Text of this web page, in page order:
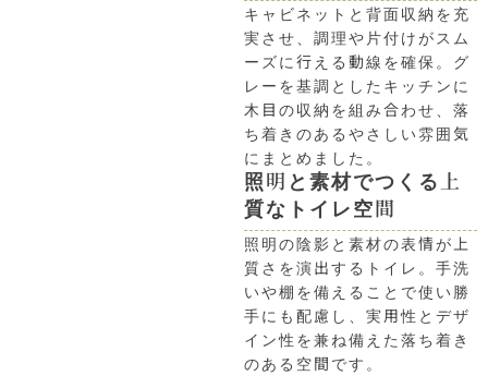
キャビネットと背面収納を充
実させ、調理や片付けがスム
ーズに行える動線を確保。グ
レーを基調としたキッチンに
木目の収納を組み合わせ、落
ち着きのあるやさしい雰囲気
にまとめました。
照明と素材でつくる上
質なトイレ空間
照明の陰影と素材の表情が上
質さを演出するトイレ。手洗
いや棚を備えることで使い勝
手にも配慮し、実用性とデザ
イン性を兼ね備えた落ち着き
のある空間です。